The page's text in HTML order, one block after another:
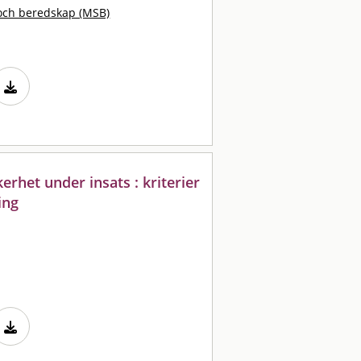
beredskap (MSB)
under insats : kriterier